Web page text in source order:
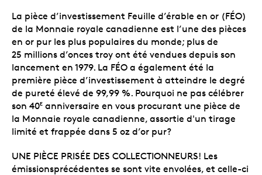
La pièce d’investissement Feuille d’érable en or (FÉO)
de la Monnaie royale canadienne est l’une des pièces
en or pur les plus populaires du monde; plus de
25 millions d’onces troy ont été vendues depuis son
lancement en 1979. La FÉO a également été la
première pièce d’investissement à atteindre le degré
de pureté élevé de 99,99 %. Pourquoi ne pas célébrer
son 40E anniversaire en vous procurant une pièce de
la Monnaie royale canadienne, assortie d'un tirage
limité et frappée dans 5 oz d’or pur?
UNE PIÈCE PRISÉE DES COLLECTIONNEURS! Les
émissionsprécédentes se sont vite envolées, et celle-ci